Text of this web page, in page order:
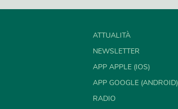
ATTUALITÀ
NEWSLETTER
APP APPLE (IOS)
APP GOOGLE (ANDROID)
RADIO